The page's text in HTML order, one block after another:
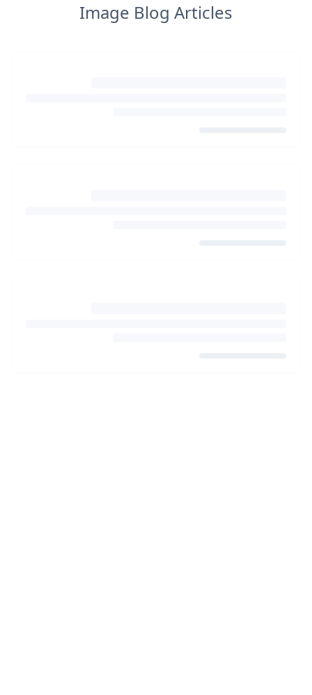
Image Blog Articles